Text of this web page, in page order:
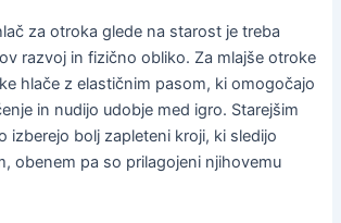
za otroka glede na starost je treba
razvoj in fizično obliko. Za mlajše otroke
hlače z elastičnim pasom, ki omogočajo
in nudijo udobje med igro. Starejšim
izberejo bolj zapleteni kroji, ki sledijo
obenem pa so prilagojeni njihovemu